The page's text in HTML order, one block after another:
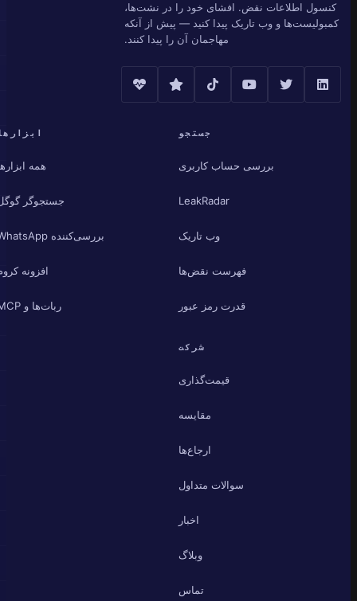
کنسول اطلاعات نقض. افشای خود را در نشت‌ها،
کمبولیست‌ها و وب تاریک پیدا کنید — پیش از آنکه
مهاجمان آن را پیدا کنند.
جستجو
بررسی حساب کاربری
LeakRadar
وب تاریک
فهرست نقض‌ها
قدرت رمز عبور
ابزارها
همه ابزارها
جستجوگر گوگل
بررسی‌کننده WhatsApp
افزونه کروم
ربات‌ها و MCP
شرکت
قیمت‌گذاری
مقایسه
ارجاع‌ها
سوالات متداول
اخبار
وبلاگ
تماس